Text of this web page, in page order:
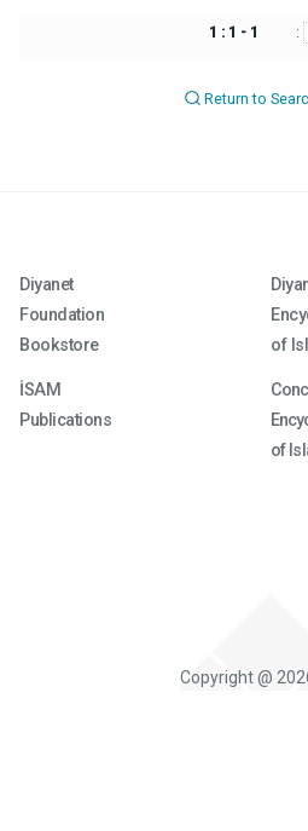
1 : 1 - 1 :
Return to
Diyanet
Foundation
Bookstore
İSAM
Publications
of
of
Copyright @